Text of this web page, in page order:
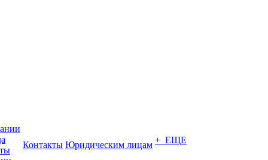
Контакты Юридическим лицам + ЕЩЕ